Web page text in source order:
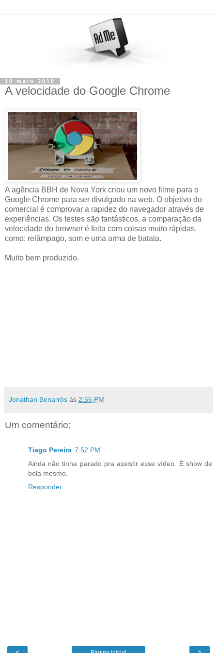
10 maio 2010
A velocidade do Google Chrome
A agência BBH de Nova York criou um novo filme para o
Google Chrome para ser divulgado na web. O objetivo do
comercial é comprovar a rapidez do navegador através de
experiências. Os testes são fantásticos, a comparação da
velocidade do browser é feita com coisas muito rápidas,
como: relâmpago, som e uma arma de batata.
Muito bem produzido.
Jonathan Benarrós às 2:55 PM
Um comentário:
Tiago Pereira 7:52 PM
Ainda não tinha parado pra assistir esse vídeo. É show de
bola mesmo.
Responder